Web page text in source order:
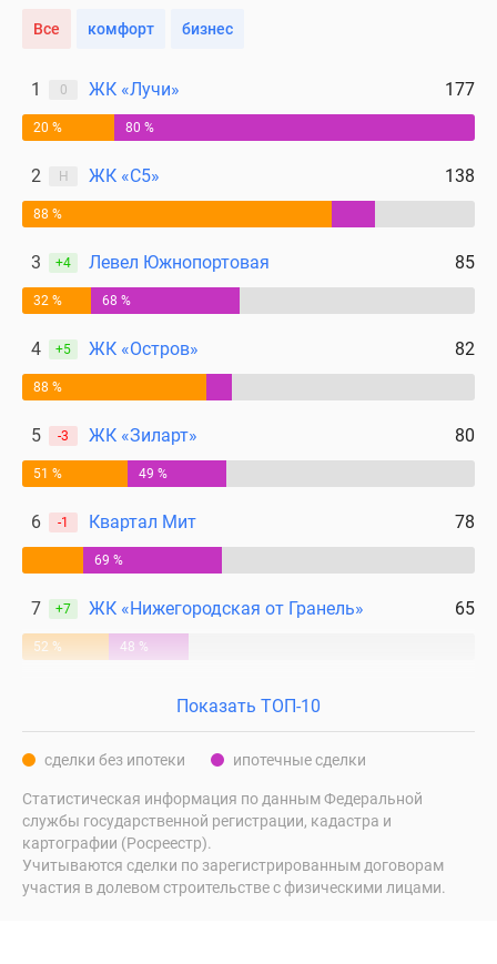
Все комфорт бизнес
1 0 ЖК «Лучи» 177
20 % 80 %
2 Н ЖК «С5» 138
88 %
3 +4 Левел Южнопортовая 85
32 % 68 %
4 +5 ЖК «Остров» 82
88 %
5 -3 ЖК «Зиларт» 80
51 % 49 %
6 -1 Квартал Мит 78
69 %
7 +7 ЖК «Нижегородская от Гранель» 65
52 % 48 %
Показать ТОП-10
сделки без ипотеки ипотечные сделки
Статистическая информация по данным Федеральной
службы государственной регистрации, кадастра и
картографии (Росреестр).
Учитываются сделки по зарегистрированным договорам
участия в долевом строительстве с физическими лицами.